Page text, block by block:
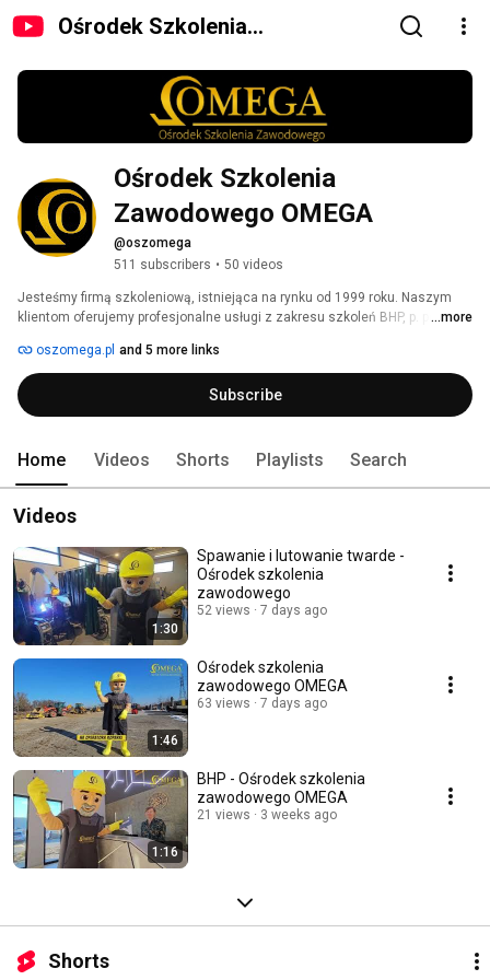
Ośrodek Szkolenia
Ośrodek Szkolenia
Zawodowego OMEGA
@oszomega
511 subscribers • 50 videos
Jesteśmy firmą szkoleniową, istniejąca na rynku od 1999 roku. Naszym
klientom oferujemy profesjonalne usługi z zakresu szkoleń BHP, p. poż ...more
oszomega.pl and 5 more links
Subscribe
Home Videos Shorts Playlists Search
Videos
1:30
Spawanie i lutowanie twarde -
Ośrodek szkolenia
zawodowego
52 views 7 days ago
1:46
Ośrodek szkolenia
zawodowego OMEGA
63 views 7 days ago
1:16
BHP - Ośrodek szkolenia
zawodowego OMEGA
21 views 3 weeks ago
Shorts